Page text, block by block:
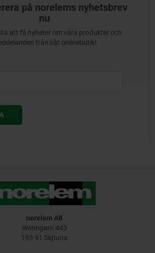
på norelems nyhetsbrev
nu
att få nyheter om våra produkter och
från vår onlinebutik!
norelem AB
Wenngarn 443
193 91 Sigtuna